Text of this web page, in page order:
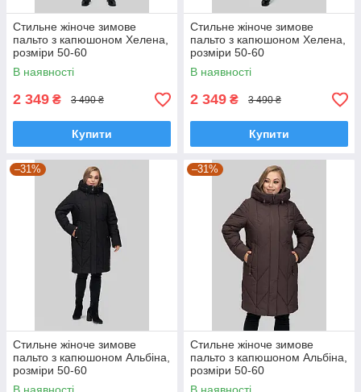
Стильне жіноче зимове
пальто з капюшоном Хелена,
розміри 50-60
В наявності
2 349 ₴ 3 490 ₴
Купити
Стильне жіноче зимове
пальто з капюшоном Хелена,
розміри 50-60
В наявності
2 349 ₴ 3 490 ₴
Купити
–31%
Стильне жіноче зимове
пальто з капюшоном Альбіна,
розміри 50-60
–31%
Стильне жіноче зимове
пальто з капюшоном Альбіна,
розміри 50-60